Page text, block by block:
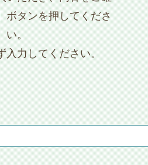
ボタンを押してくださ
い。
入力してください。